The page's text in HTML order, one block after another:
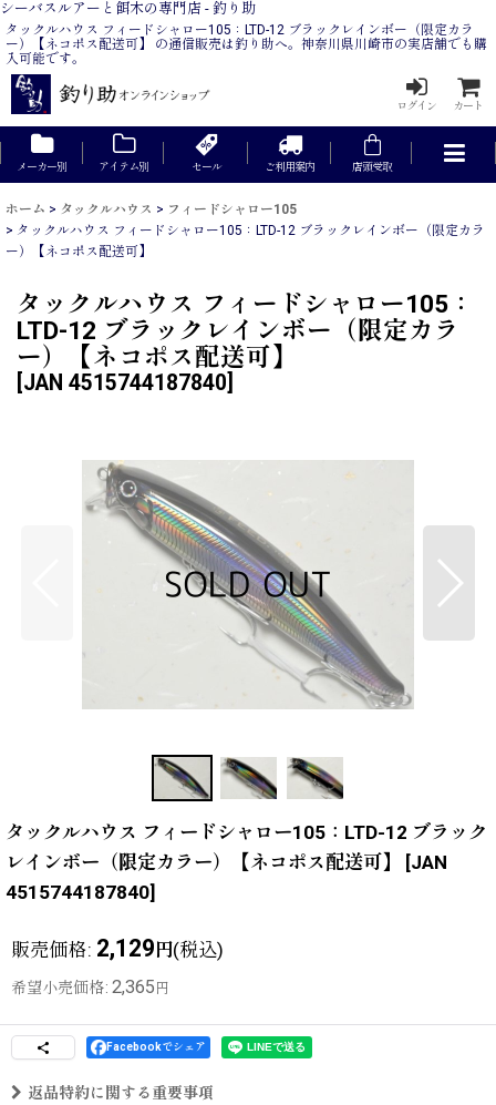
シーバスルアーと餌木の専門店 - 釣り助
タックルハウス フィードシャロー105：LTD-12 ブラックレインボー（限定カラ
ー）【ネコポス配送可】 の通信販売は釣り助へ。神奈川県川崎市の実店舗でも購
入可能です。
ログイン カート
メーカー別 アイテム別 セール ご利用案内 店頭受取
ホーム > タックルハウス > フィードシャロー105
> タックルハウス フィードシャロー105：LTD-12 ブラックレインボー（限定カラ
ー）【ネコポス配送可】
タックルハウス フィードシャロー105：
LTD-12 ブラックレインボー（限定カラ
ー）【ネコポス配送可】
JAN 4515744187840
タックルハウス フィードシャロー105：LTD-12 ブラック
レインボー（限定カラー）【ネコポス配送可】
[JAN
4515744187840]
販売価格: 2,129円(税込)
希望小売価格: 2,365 円
Facebookでシェア
返品特約に関する重要事項